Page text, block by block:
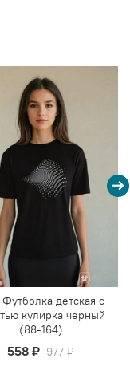
Футболка детская с
кулирка черный
(88-164)
558 ₽ 977 ₽